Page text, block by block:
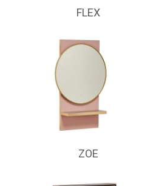
FLEX
ZOE